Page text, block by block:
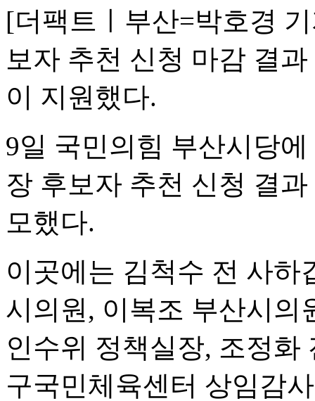
[더팩트ㅣ부산=박호경
보자 추천 신청 마감 결
이 지원했다.
9일 국민의힘 부산시당
장 후보자 추천 신청 결
모했다.
이곳에는 김척수 전 사하
시의원, 이복조 부산시의
인수위 정책실장, 조정화
구국민체육센터 상임감